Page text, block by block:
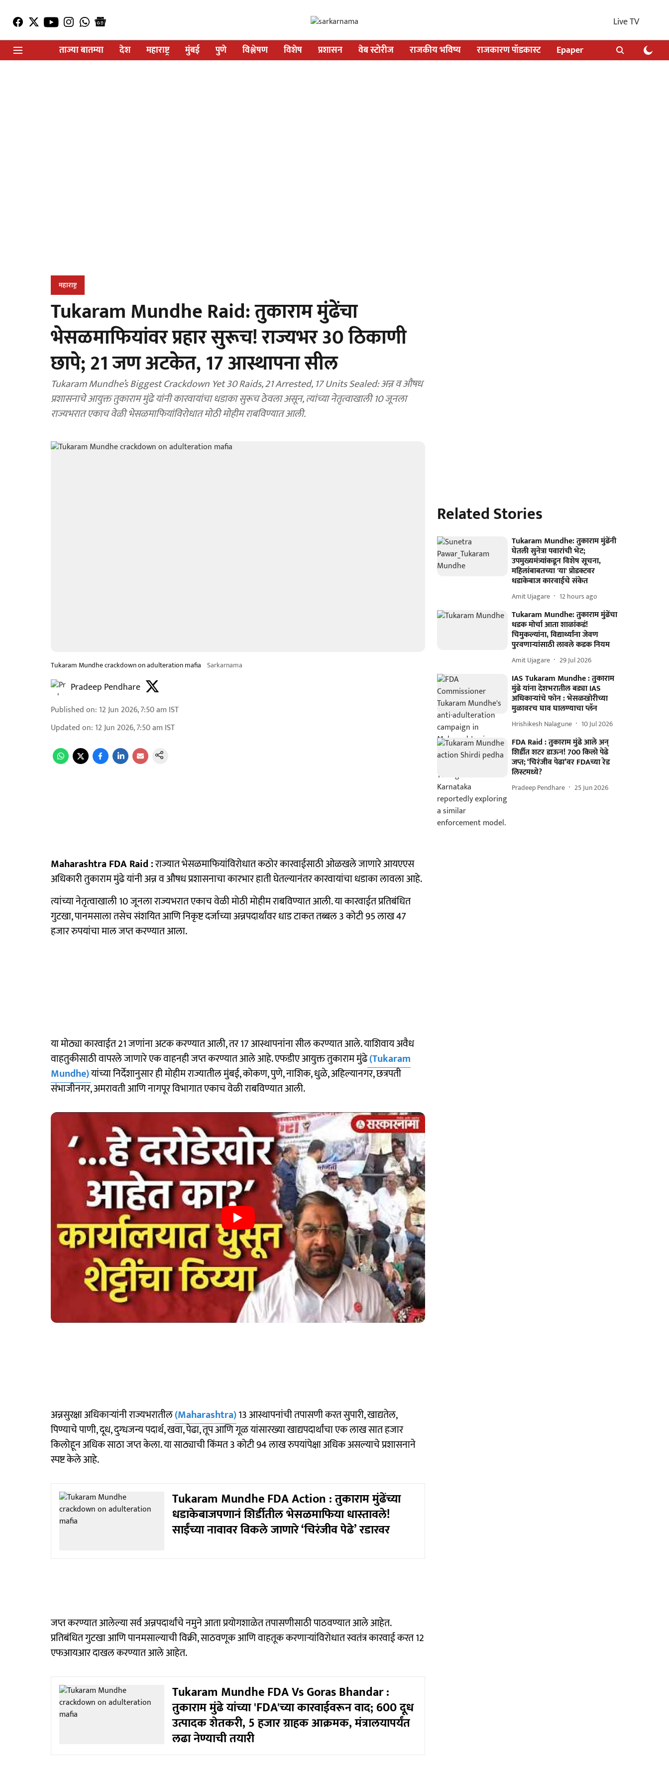
Live TV
ताज्या बातम्या
देश महाराष्ट्र मुंबई पुणे विश्लेषण विशेष प्रशासन वेब स्टोरीज राजकीय भविष्य राजकारण पॉडकास्ट Epaper
महाराष्ट्र
Tukaram Mundhe Raid: तुकाराम मुंढेंचा
भेसळमाफियांवर प्रहार सुरूच! राज्यभर 30 ठिकाणी
छापे; 21 जण अटकेत, 17 आस्थापना सील
Tukaram Mundhe’s Biggest Crackdown Yet 30 Raids, 21 Arrested, 17 Units Sealed: अन्न व औषध
प्रशासनाचे आयुक्त तुकाराम मुंढे यांनी कारवायांचा धडाका सुरूच ठेवला असून, त्यांच्या नेतृत्वाखाली 10 जूनला
राज्यभरात एकाच वेळी भेसळमाफियांविरोधात मोठी मोहीम राबविण्यात आली.
Tukaram Mundhe crackdown on adulteration mafia Sarkarnama
Pradeep Pendhare
Published on: 12 Jun 2026, 7:50 am IST
Updated on: 12 Jun 2026, 7:50 am IST
Maharashtra FDA Raid :राज्यात भेसळमाफियांविरोधात कठोर कारवाईसाठी ओळखले जाणारे आयएएस
अधिकारी तुकाराम मुंढे यांनी अन्न व औषध प्रशासनाचा कारभार हाती घेतल्यानंतर कारवायांचा धडाका लावला आहे.
त्यांच्या नेतृत्वाखाली 10 जूनला राज्यभरात एकाच वेळी मोठी मोहीम राबविण्यात आली. या कारवाईत प्रतिबंधित
गुटखा, पानमसाला तसेच संशयित आणि निकृष्ट दर्जाच्या अन्नपदार्थांवर धाड टाकत तब्बल 3 कोटी 95 लाख 47
हजार रुपयांचा माल जप्त करण्यात आला.
या मोठ्या कारवाईत 21 जणांना अटक करण्यात आली, तर 17 आस्थापनांना सील करण्यात आले. याशिवाय अवैध
वाहतुकीसाठी वापरले जाणारे एक वाहनही जप्त करण्यात आले आहे. एफडीए आयुक्त तुकाराम मुंढे(Tukaram
Mundhe)यांच्या निर्देशानुसार ही मोहीम राज्यातील मुंबई, कोकण, पुणे, नाशिक, धुळे, अहिल्यानगर, छत्रपती
संभाजीनगर, अमरावती आणि नागपूर विभागात एकाच वेळी राबविण्यात आली.
अन्नसुरक्षा अधिकाऱ्यांनी राज्यभरातील(Maharashtra)13 आस्थापनांची तपासणी करत सुपारी, खाद्यतेल,
पिण्याचे पाणी, दूध, दुग्धजन्य पदार्थ, खवा, पेढा, तूप आणि गूळ यांसारख्या खाद्यपदार्थांचा एक लाख सात हजार
किलोहून अधिक साठा जप्त केला. या साठ्याची किंमत 3 कोटी 94 लाख रुपयांपेक्षा अधिक असल्याचे प्रशासनाने
स्पष्ट केले आहे.
Tukaram Mundhe FDA Action : तुकाराम मुंढेंच्या
धडाकेबाजपणानं शिर्डीतील भेसळमाफिया धास्तावले!
साईंच्या नावावर विकले जाणारे ‘चिरंजीव पेढे’ रडारवर
जप्त करण्यात आलेल्या सर्व अन्नपदार्थांचे नमुने आता प्रयोगशाळेत तपासणीसाठी पाठवण्यात आले आहेत.
प्रतिबंधित गुटखा आणि पानमसाल्याची विक्री, साठवणूक आणि वाहतूक करणाऱ्यांविरोधात स्वतंत्र कारवाई करत 12
एफआयआर दाखल करण्यात आले आहेत.
Tukaram Mundhe FDA Vs Goras Bhandar :
तुकाराम मुंढे यांच्या 'FDA'च्या कारवाईवरून वाद; 600 दूध
उत्पादक शेतकरी, 5 हजार ग्राहक आक्रमक, मंत्रालयापर्यंत
लढा नेण्याची तयारी
Related Stories
Tukaram Mundhe: तुकाराम मुंढेंनी
घेतली सुनेत्रा पवारांची भेट;
उपमुख्यमंत्र्यांकडून विशेष सूचना,
महिलांबाबतच्या 'या' प्रोडक्टवर
धडाकेबाज कारवाईचे संकेत
Amit Ujagare 12 hours ago
Tukaram Mundhe: तुकाराम मुंढेंचा
धडक मोर्चा आता शाळांकडं!
चिमुकल्यांना, विद्यार्थ्यांना जेवण
पुरवणाऱ्यांसाठी लावले कडक नियम
Amit Ujagare 29 Jul 2026
IAS Tukaram Mundhe : तुकाराम
मुंढे यांना देशभरातील बड्या IAS
अधिकाऱ्यांचे फोन : भेसळखोरीच्या
मुळावरच घाव घालण्याचा प्लॅन
Hrishikesh Nalagune 10 Jul 2026
FDA Raid : तुकाराम मुंढे आले अन्
शिर्डीत शटर डाऊन! 700 किलो पेढे
जप्त; ‘चिरंजीव पेढा’वर FDAच्या रेड
लिस्टमध्ये?
Pradeep Pendhare 25 Jun 2026